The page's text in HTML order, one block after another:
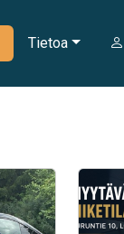
Tietoa